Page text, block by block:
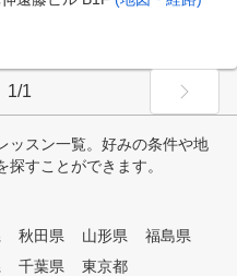
1/1
ッスン一覧。好みの条件や地
すことができます。
秋田県 山形県
福島県
千葉県
東京都